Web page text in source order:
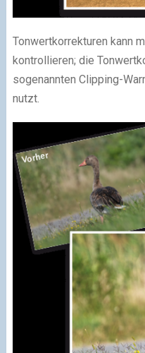
Tonwertkorrekturen kann
kontrollieren; die
sogenannten Clipping-
nutzt.